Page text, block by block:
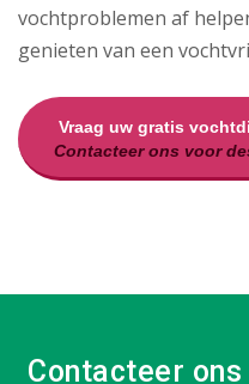
vochtproblemen af
genieten van een
Vraag uw gratis
Contacteer ons voor
Contacteer